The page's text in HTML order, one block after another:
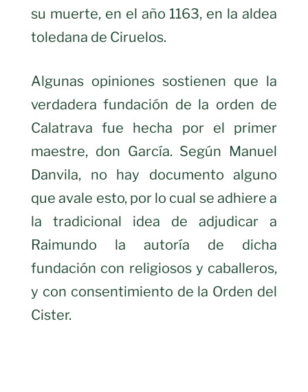
su muerte, en el año 1163, en la aldea
toledana de Ciruelos.
Algunas opiniones sostienen que la
verdadera fundación de la orden de
Calatrava fue hecha por el primer
maestre, don García. Según Manuel
Danvila, no hay documento alguno
que avale esto, por lo cual se adhiere a
la tradicional idea de adjudicar a
Raimundo la autoría de dicha
fundación con religiosos y caballeros,
y con consentimiento de la Orden del
Cister.